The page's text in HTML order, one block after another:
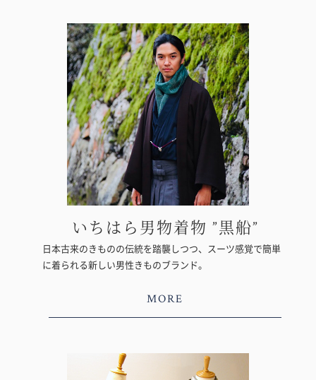
いちはら男物着物 ”黒船”
日本古来のきものの伝統を踏襲しつつ、スーツ感覚で簡単
に着られる新しい男性きものブランド。
MORE